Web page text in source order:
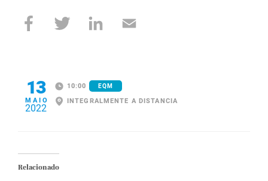
13
MAIO
2022
10:00 EQM
INTEGRALMENTE A DISTANCIA
Relacionado